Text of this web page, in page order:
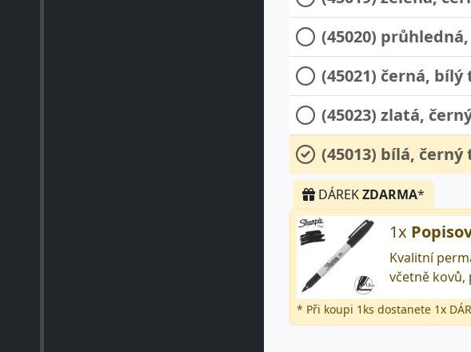
(45020)
(45021) černá, bílý
(45023) zlatá,
(45013) bílá, černý
DÁREKZDARMA*
1x
Kvalitní
včetně kovů,
* Při koupi 1ks dostanete 1x